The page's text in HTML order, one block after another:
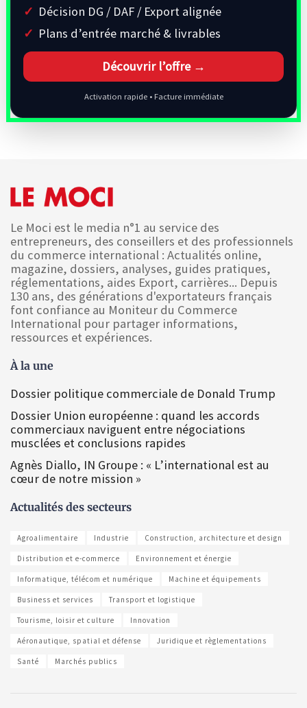
Décision DG / DAF / Export alignée
Plans d’entrée marché & livrables
Découvrir l’offre →
Activation rapide • Facture immédiate
Le Moci est le media n°1 au service des
entrepreneurs, des conseillers et des professionnels
du commerce international : Actualités online,
magazine, dossiers, analyses, guides pratiques,
réglementations, aides Export, carrières... Depuis
130 ans, des générations d'exportateurs français
font confiance au Moniteur du Commerce
International pour partager informations,
ressources et expériences.
À la une
Dossier politique commerciale de Donald Trump
Dossier Union européenne : quand les accords
commerciaux naviguent entre négociations
musclées et conclusions rapides
Agnès Diallo, IN Groupe : « L’international est au
cœur de notre mission »
Actualités des secteurs
Agroalimentaire Industrie Construction, architecture et design
Distribution et e-commerce Environnement et énergie
Informatique, télécom et numérique Machine et équipements
Business et services Transport et logistique
Tourisme, loisir et culture Innovation
Aéronautique, spatial et défense Juridique et règlementations
Santé Marchés publics